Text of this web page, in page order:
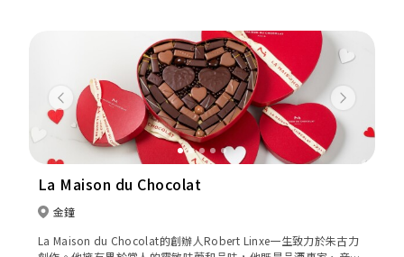
Previous Next
La Maison du Chocolat
金鐘
La Maison du Chocolat的創辦人Robert Linxe一生致力於朱古力